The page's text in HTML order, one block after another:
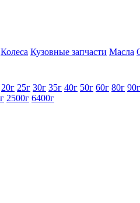
Колеса Кузовные запчасти Масла
20г 25г 30г 35г 40г 50г 60г 80г 90г
2500г 6400г